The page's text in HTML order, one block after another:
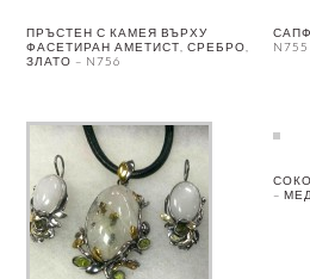
ПРЪСТЕН С КАМЕЯ ВЪРХУ
ФАСЕТИРАН АМЕТИСТ, СРЕБРО,
ЗЛАТО – N756
N755
–